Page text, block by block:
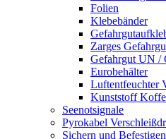
Folien
Klebebänder
Zarges
Gefahrgut UN /
Eurobehälter
Luftentfeuchter
Kunststoff
Seenotsignale
Pyrokabel
Sichern und Befestigen